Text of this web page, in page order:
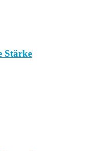
Stärke